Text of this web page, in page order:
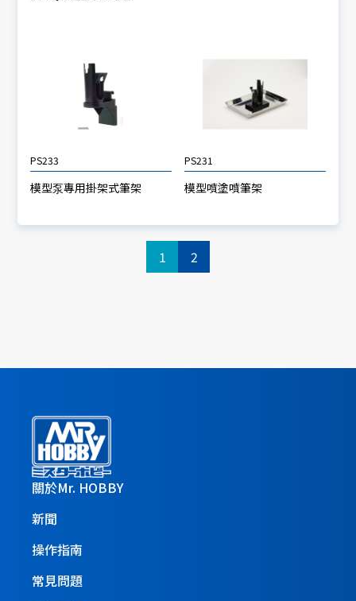
PS233
模型泵專用掛架式筆架
PS231
模型噴塗噴筆架
1 2
關於Mr. HOBBY
新聞
操作指南
常見問題